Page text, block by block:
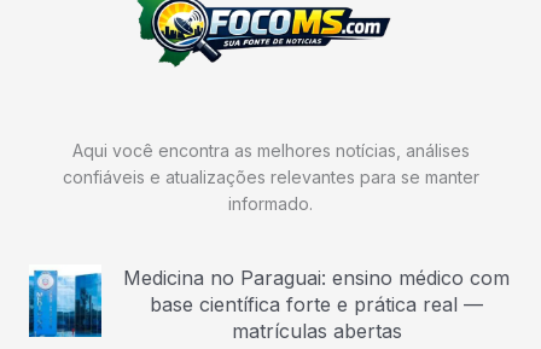
Aqui você encontra as melhores notícias, análises
confiáveis e atualizações relevantes para se manter
informado.
Medicina no Paraguai: ensino médico com
base científica forte e prática real —
matrículas abertas